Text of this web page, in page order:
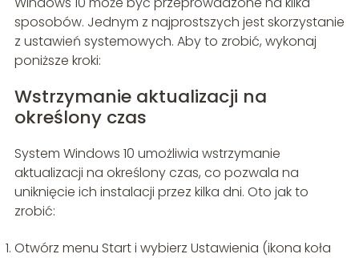
sposobów. Jednym z najprostszych jest skorzystanie
z ustawień systemowych. Aby to zrobić, wykonaj
poniższe kroki:
Wstrzymanie aktualizacji na
określony czas
System Windows 10 umożliwia wstrzymanie
aktualizacji na określony czas, co pozwala na
uniknięcie ich instalacji przez kilka dni. Oto jak to
zrobić:
Otwórz menu Start i wybierz Ustawienia (ikona koła